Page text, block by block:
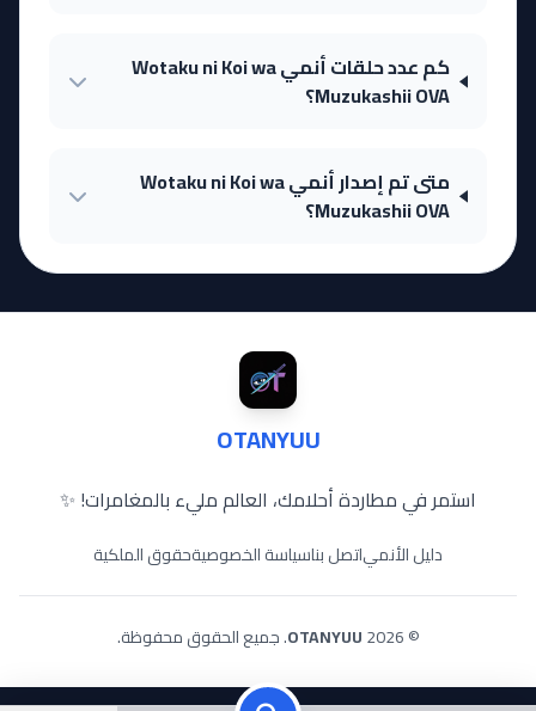
كم عدد حلقات أنمي Wotaku ni Koi wa
Muzukashii OVA؟
متى تم إصدار أنمي Wotaku ni Koi wa
Muzukashii OVA؟
OTANYUU
استمر في مطاردة أحلامك، العالم مليء بالمغامرات! ✨
دليل الأنمياتصل بناسياسة الخصوصيةحقوق الملكية
© 2026
OTANYUU. جميع الحقوق محفوظة.